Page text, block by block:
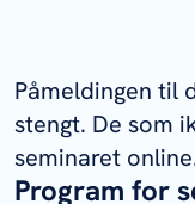
Påmeldingen til
stengt. De som
seminaret
Program for